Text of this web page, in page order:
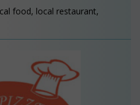
food, local restaurant,